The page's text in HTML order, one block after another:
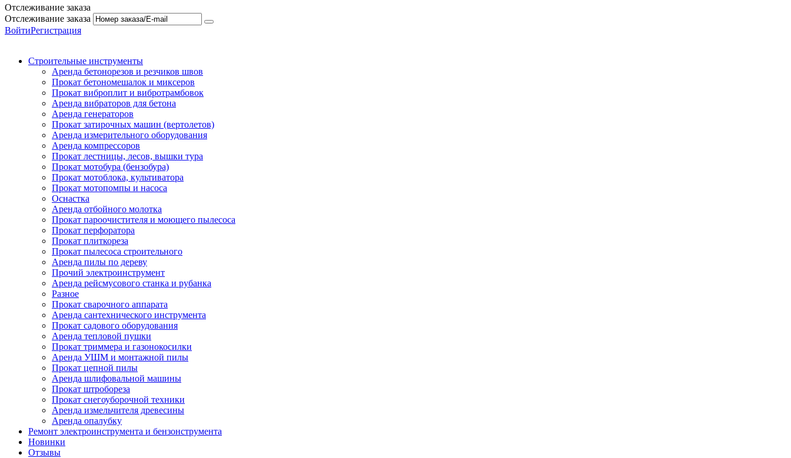
Отслеживание заказа
Отслеживание заказа
ВойтиРегистрация
Строительные инструменты
Аренда бетонорезов и резчиков швов
Прокат бетономешалок и миксеров
Прокат виброплит и вибротрамбовок
Аренда вибраторов для бетона
Аренда генераторов
Прокат затирочных машин (вертолетов)
Аренда измерительного оборудования
Аренда компрессоров
Прокат лестницы, лесов, вышки тура
Прокат мотобура (бензобура)
Прокат мотоблока, культиватора
Прокат мотопомпы и насоса
Оснастка
Аренда отбойного молотка
Прокат пароочистителя и моющего пылесоса
Прокат перфоратора
Прокат плиткореза
Прокат пылесоса строительного
Аренда пилы по дереву
Прочий электроинструмент
Аренда рейсмусового станка и рубанка
Разное
Прокат сварочного аппарата
Аренда сантехнического инструмента
Прокат садового оборудования
Аренда тепловой пушки
Прокат триммера и газонокосилки
Аренда УШМ и монтажной пилы
Прокат цепной пилы
Аренда шлифовальной машины
Прокат штробореза
Прокат снегоуборочной техники
Аренда измельчителя древесины
Аренда опалубку
Ремонт электроинструмента и бензонструмента
Новинки
Отзывы